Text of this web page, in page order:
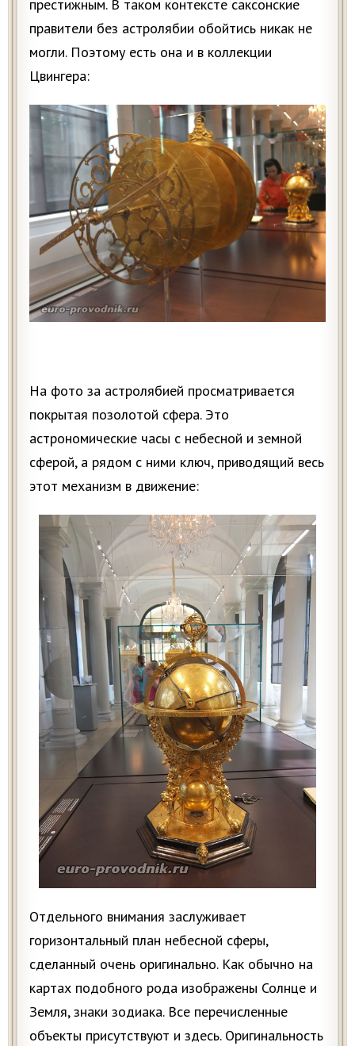
престижным. В таком контексте саксонские
правители без астролябии обойтись никак не
могли. Поэтому есть она и в коллекции
Цвингера:
На фото за астролябией просматривается
покрытая позолотой сфера. Это
астрономические часы с небесной и земной
сферой, а рядом с ними ключ, приводящий весь
этот механизм в движение:
Отдельного внимания заслуживает
горизонтальный план небесной сферы,
сделанный очень оригинально. Как обычно на
картах подобного рода изображены Солнце и
Земля, знаки зодиака. Все перечисленные
объекты присутствуют и здесь. Оригинальность